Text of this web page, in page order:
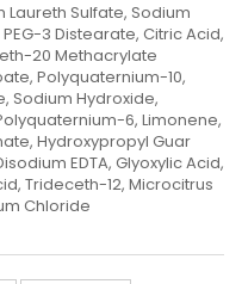
Sulfate, Sodium
3 Distearate, Citric Acid,
20 Methacrylate
Polyquaternium-10,
Sodium Hydroxide,
6, Limonene,
Hydroxypropyl Guar
EDTA, Glyoxylic Acid,
Trideceth-12, Microcitrus
Chloride